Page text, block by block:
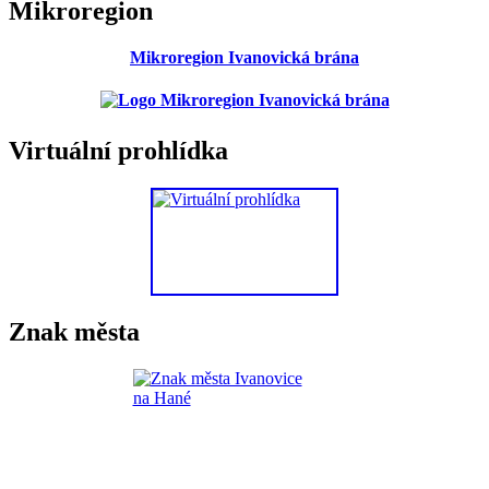
Mikroregion
Mikroregion Ivanovická brána
Virtuální prohlídka
Znak města